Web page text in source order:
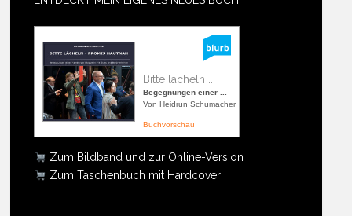
Bitte lächeln ...
Begegnungen einer ...
Von Heidrun Schumacher
Buchvorschau
Zum Bildband und zur Online-Version
Zum Taschenbuch mit Hardcover